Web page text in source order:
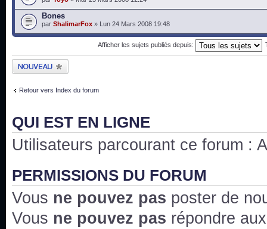
Bones
par ShalimarFox » Lun 24 Mars 2008 19:48
Afficher les sujets publiés depuis:
Publier un nouveau
sujet
Retour vers Index du forum
QUI EST EN LIGNE
Utilisateurs parcourant ce forum :
PERMISSIONS DU FORUM
Vous ne pouvez pas poster de
Vous ne pouvez pas répondre